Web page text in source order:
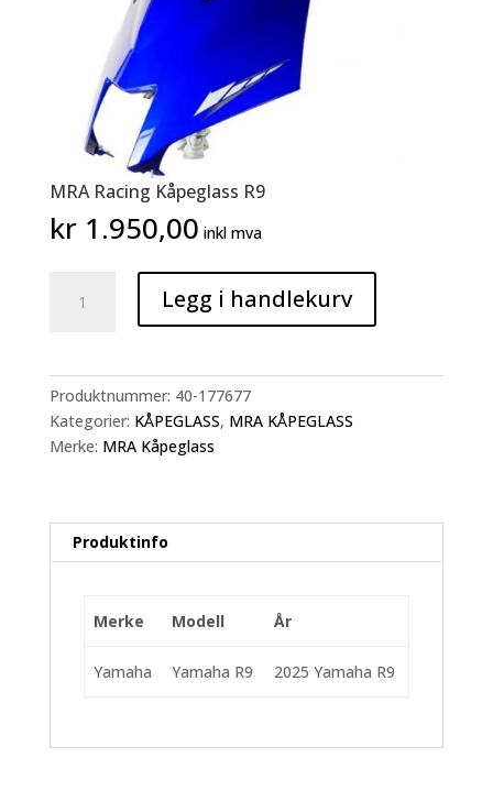
MRA Racing Kåpeglass R9
kr1.950,00 inkl mva
Racing
antall
Legg i handlekurv
Produktnummer: 40-177677
Kategorier: KÅPEGLASS, MRA KÅPEGLASS
Merke: MRA Kåpeglass
Produktinfo
Merke Modell År
Yamaha Yamaha R9 2025 Yamaha R9